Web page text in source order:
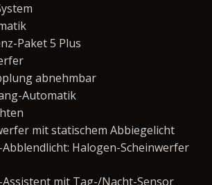
Paket 5 Plus
abnehmbar
Automatik
mit statischem Abbiegelicht
Halogen-Scheinwerfer
mit Tag-/Nacht-Sensor